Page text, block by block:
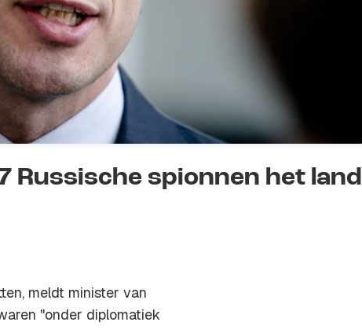
Russische spionnen het land
meldt minister van
"onder diplomatiek